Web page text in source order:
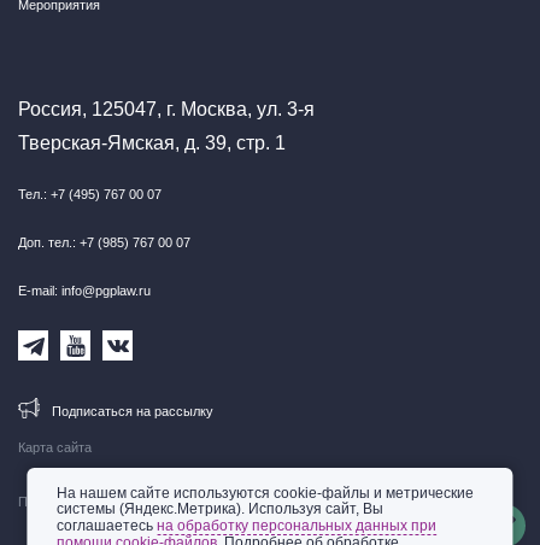
Карта сайта
Правовая информация
Мероприятия
Россия, 125047, г. Москва, ул. 3-я
Тверская-Ямская, д. 39, стр. 1
Тел.: +7 (495) 767 00 07
Доп. тел.: +7 (985) 767 00 07
E-mail: info@pgplaw.ru
Подписаться на рассылку
На нашем сайте используются cookie-файлы и метрические
системы (Яндекс.Метрика). Используя сайт, Вы
соглашаетесьна обработку персональных данных при